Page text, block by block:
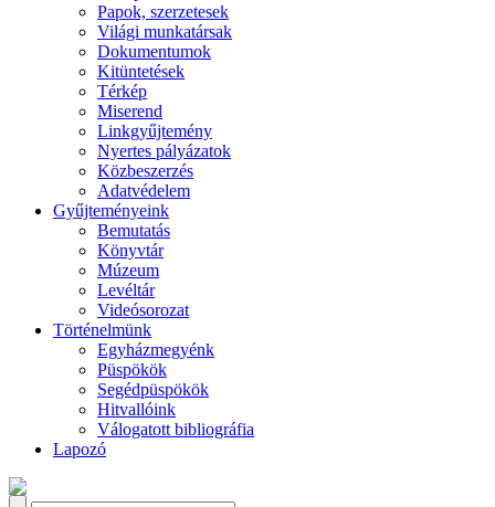
Papok, szerzetesek
Világi munkatársak
Dokumentumok
Kitüntetések
Térkép
Miserend
Linkgyűjtemény
Nyertes pályázatok
Közbeszerzés
Adatvédelem
Gyűjteményeink
Bemutatás
Könyvtár
Múzeum
Levéltár
Videósorozat
Történelmünk
Egyházmegyénk
Püspökök
Segédpüspökök
Hitvallóink
Válogatott bibliográfia
Lapozó